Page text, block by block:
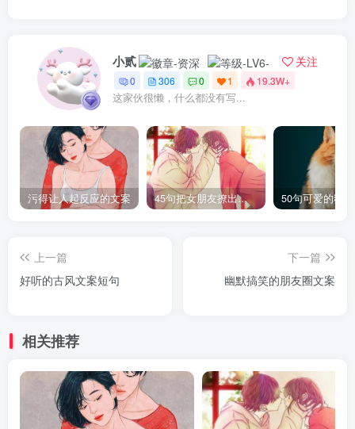
小贰 关注
0 306 0 1 19.3W+
这家伙很懒，什么都没有写...
污得让人起反应的文案 45句把女朋友撩出水的句子 50句可爱的猫
上一篇
好听的古风文案短句
下一篇
幽默搞笑的朋友圈文案
相关推荐